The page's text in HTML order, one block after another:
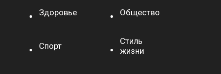
Здоровье Общество
Спорт
Стиль
жизни